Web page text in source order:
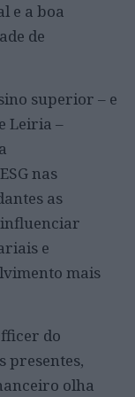
e a boa
de
superior – e
Leiria –
nas
as
e
mais
do
presentes,
olha